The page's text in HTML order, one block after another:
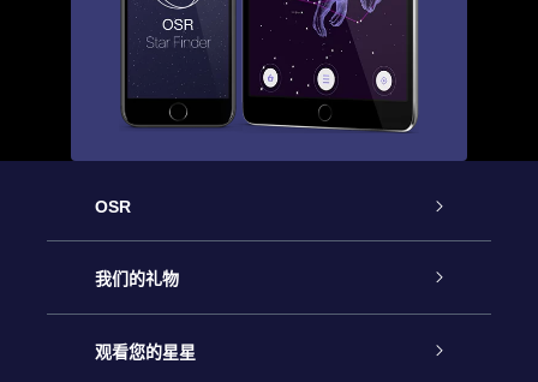
OSR
客户服务
联系我们
我们的礼物
Online Star礼物
观看您的星星